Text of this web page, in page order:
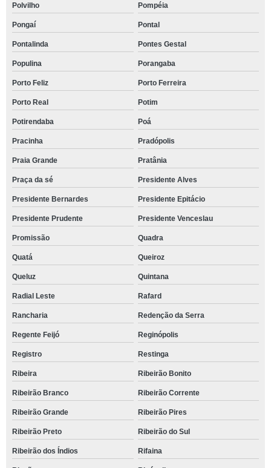
Polvilho Pompéia
Pongaí Pontal
Pontalinda Pontes Gestal
Populina Porangaba
Porto Feliz Porto Ferreira
Porto Real Potim
Potirendaba Poá
Pracinha Pradópolis
Praia Grande Pratânia
Praça da sé Presidente Alves
Presidente Bernardes Presidente Epitácio
Presidente Prudente Presidente Venceslau
Promissão Quadra
Quatá Queiroz
Queluz Quintana
Radial Leste Rafard
Rancharia Redenção da Serra
Regente Feijó Reginópolis
Registro Restinga
Ribeira Ribeirão Bonito
Ribeirão Branco Ribeirão Corrente
Ribeirão Grande Ribeirão Pires
Ribeirão Preto Ribeirão do Sul
Ribeirão dos Índios Rifaina